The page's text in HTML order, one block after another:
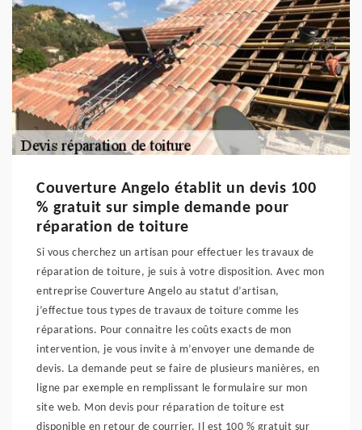
Couverture Angelo établit un devis 100
% gratuit sur simple demande pour
réparation de toiture
Si vous cherchez un artisan pour effectuer les travaux de
réparation de toiture, je suis à votre disposition. Avec mon
entreprise Couverture Angelo au statut d’artisan,
j’effectue tous types de travaux de toiture comme les
réparations. Pour connaitre les coûts exacts de mon
intervention, je vous invite à m’envoyer une demande de
devis. La demande peut se faire de plusieurs manières, en
ligne par exemple en remplissant le formulaire sur mon
site web. Mon devis pour réparation de toiture est
disponible en retour de courrier. Il est 100 % gratuit sur